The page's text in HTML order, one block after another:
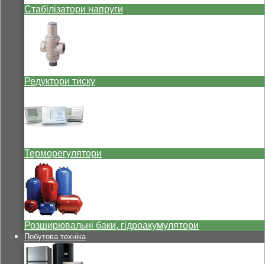
Стабілізатори напруги
Редуктори тиску
Терморегулятори
Розширювальні баки, гідроакумулятори
Побутова техніка